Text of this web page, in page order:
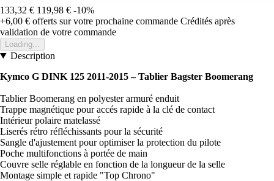
133,32 € 119,98 € -10%
+6,00 € offerts sur votre prochaine commande Crédités après
validation de votre commande
Loading...
Description
Kymco G DINK 125 2011-2015 – Tablier Bagster Boomerang
Tablier Boomerang en polyester armuré enduit
Trappe magnétique pour accés rapide à la clé de contact
Intérieur polaire matelassé
Liserés rétro réfléchissants pour la sécurité
Sangle d'ajustement pour optimiser la protection du pilote
Poche multifonctions à portée de main
Couvre selle réglable en fonction de la longueur de la selle
Montage simple et rapide "Top Chrono"